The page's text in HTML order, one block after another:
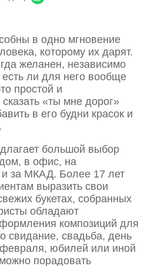
в одно мгновение
которому их дарят.
желанен, независимо
есть ли для него вообще
простой и
«ты мне дорог»
в его будни красок и
большой выбор
в офис, на
за МКАД. Более 17 лет
выразить свои
букетах, собранных
обладают
композиций для
свидание, свадьба, день
юбилей или иной
порадовать